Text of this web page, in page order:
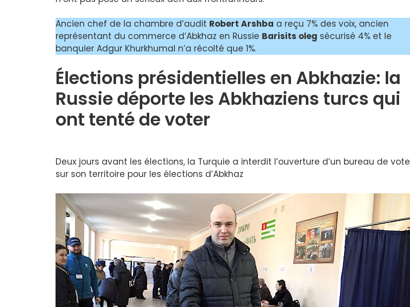
Ancien chef de la chambre d’audit Robert Arshba a reçu 7% des voix, ancien
représentant du commerce d’Abkhaz en Russie Barisits oleg sécurisé 4% et le
banquier Adgur Khurkhumal n’a récolté que 1%.
Élections présidentielles en Abkhazie: la
Russie déporte les Abkhaziens turcs qui
ont tenté de voter
Deux jours avant les élections, la Turquie a interdit l’ouverture d’un bureau de vote
sur son territoire pour les élections d’Abkhaz